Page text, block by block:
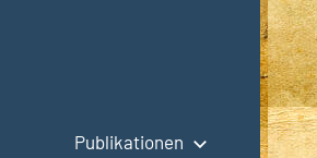
Publikationen